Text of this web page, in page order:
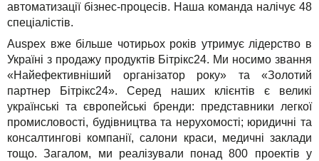
автоматизації бізнес-процесів. Наша команда налічує 48
спеціалістів.
Auspex вже більше чотирьох років утримує лідерство в
Україні з продажу продуктів Бітрікс24. Ми носимо звання
«Найефективніший організатор року» та «Золотий
партнер Бітрікс24». Серед наших клієнтів є великі
українські та європейські бренди: представники легкої
промисловості, будівництва та нерухомості; юридичні та
консалтингові компанії, салони краси, медичні заклади
тощо. Загалом, ми реалізували понад 800 проектів у